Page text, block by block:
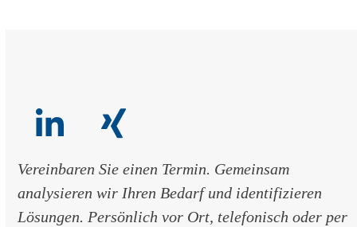
slide
LinkedIn
Xing
Vereinbaren Sie einen Termin. Gemeinsam
analysieren wir Ihren Bedarf und identifizieren
Lösungen. Persönlich vor Ort, telefonisch oder per